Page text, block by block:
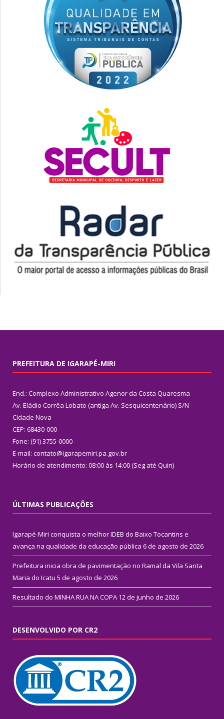
PREFEITURA DE IGARAPÉ-MIRI
End.: Complexo Administrativo Agenor da Costa Quaresma
Av. Eládio Corrêa Lobato (antiga Av. Sesquicentenário) S/N -
Cidade Nova
CEP: 68430-000
Fone: (91) 3755-0000
E-mail: contato@igarapemiri.pa.gov.br
Horário de atendimento: 08:00 às 14:00 (Seg até Quin)
ÚLTIMAS PUBLICAÇÕES
Igarapé-Miri conquista o melhor IDEB do Baixo Tocantins e
avança na qualidade da educação pública 6 de agosto de 2026
Prefeitura inicia obra de pavimentação no Ramal da Vila Santa
Maria do Icatu 5 de agosto de 2026
Resultado do MINHA RUA NA COPA 12 de junho de 2026
DESENVOLVIDO POR CR2